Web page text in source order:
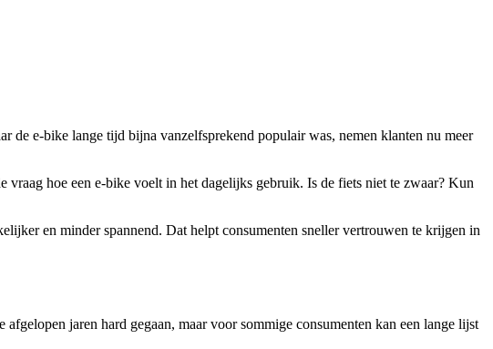
de e-bike lange tijd bijna vanzelfsprekend populair was, nemen klanten nu meer
vraag hoe een e-bike voelt in het dagelijks gebruik. Is de fiets niet te zwaar? Kun
en minder spannend. Dat helpt consumenten sneller vertrouwen te krijgen in
jaren hard gegaan, maar voor sommige consumenten kan een lange lijst